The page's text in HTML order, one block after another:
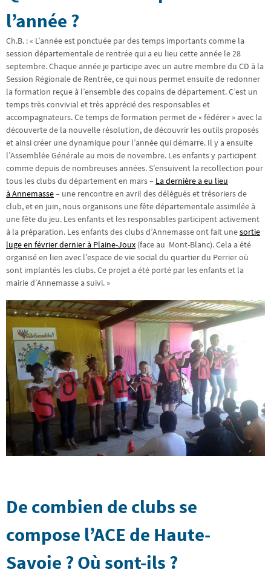
l’année ?
Ch.B. : « L’année est ponctuée par des temps importants comme la
session départementale de rentrée qui a eu lieu cette année le 28
septembre. Chaque année je participe avec un autre membre du CD à la
Session Régionale de Rentrée, ce qui nous permet ensuite de redonner
la formation reçue à l’ensemble des copains de département. C’est un
temps très convivial et très apprécié des responsables et
accompagnateurs. Ce temps de formation permet de « fédérer » avec la
découverte de la nouvelle résolution, de découvrir les outils proposés
et ainsi créer une dynamique pour l’année qui démarre. Il y a ensuite
l’Assemblée Générale au mois de novembre. Les enfants y participent
comme depuis de nombreuses années. S’ensuivent la recollection pour
tous les clubs du département en mars – La dernière a eu lieu
à Annemasse– une rencontre en avril des délégués et trésoriers de
club, et en juin, nous organisons une fête départementale assimilée à
une fête du jeu. Les enfants et les responsables participent activement
à la préparation. Les enfants des clubs d’Annemasse ont fait unesortie
luge en février dernier à Plaine-Joux (face au Mont-Blanc). Cela a été
organisé en lien avec l’espace de vie social du quartier du Perrier où
sont implantés les clubs. Ce projet a été porté par les enfants et la
mairie d’Annemasse a suivi. »
De combien de clubs se
compose l’ACE de Haute-
Savoie ? Où sont-ils ?